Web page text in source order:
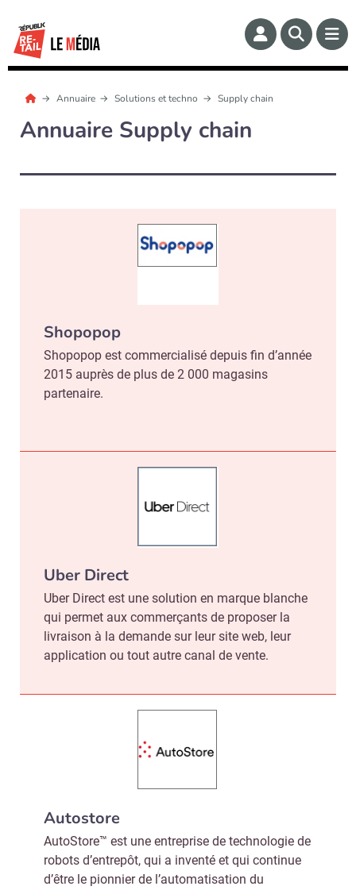
Annuaire Solutions et techno Supply chain
Annuaire Supply chain
Shopopop
Shopopop est commercialisé depuis fin d’année
2015 auprès de plus de 2 000 magasins
partenaire.
Uber Direct
Uber Direct est une solution en marque blanche
qui permet aux commerçants de proposer la
livraison à la demande sur leur site web, leur
application ou tout autre canal de vente.
Autostore
AutoStore™ est une entreprise de technologie de
robots d’entrepôt, qui a inventé et qui continue
d’être le pionnier de l’automatisation du